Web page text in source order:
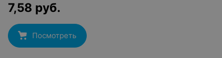
7,58 руб.
Посмотреть